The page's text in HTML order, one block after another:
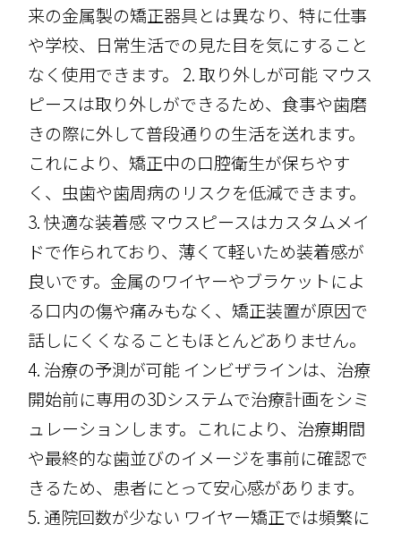
来の金属製の矯正器具とは異なり、特に仕事
や学校、日常生活での見た目を気にすること
なく使用できます。 2. 取り外しが可能 マウス
ピースは取り外しができるため、食事や歯磨
きの際に外して普段通りの生活を送れます。
これにより、矯正中の口腔衛生が保ちやす
く、虫歯や歯周病のリスクを低減できます。
3. 快適な装着感 マウスピースはカスタムメイ
ドで作られており、薄くて軽いため装着感が
良いです。金属のワイヤーやブラケットによ
る口内の傷や痛みもなく、矯正装置が原因で
話しにくくなることもほとんどありません。
4. 治療の予測が可能 インビザラインは、治療
開始前に専用の3Dシステムで治療計画をシミ
ュレーションします。これにより、治療期間
や最終的な歯並びのイメージを事前に確認で
きるため、患者にとって安心感があります。
5. 通院回数が少ない ワイヤー矯正では頻繁に